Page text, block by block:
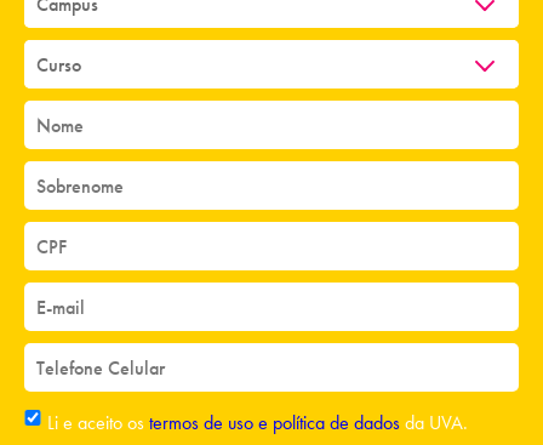
Li e aceito ostermos de uso e política de dadosda UVA.